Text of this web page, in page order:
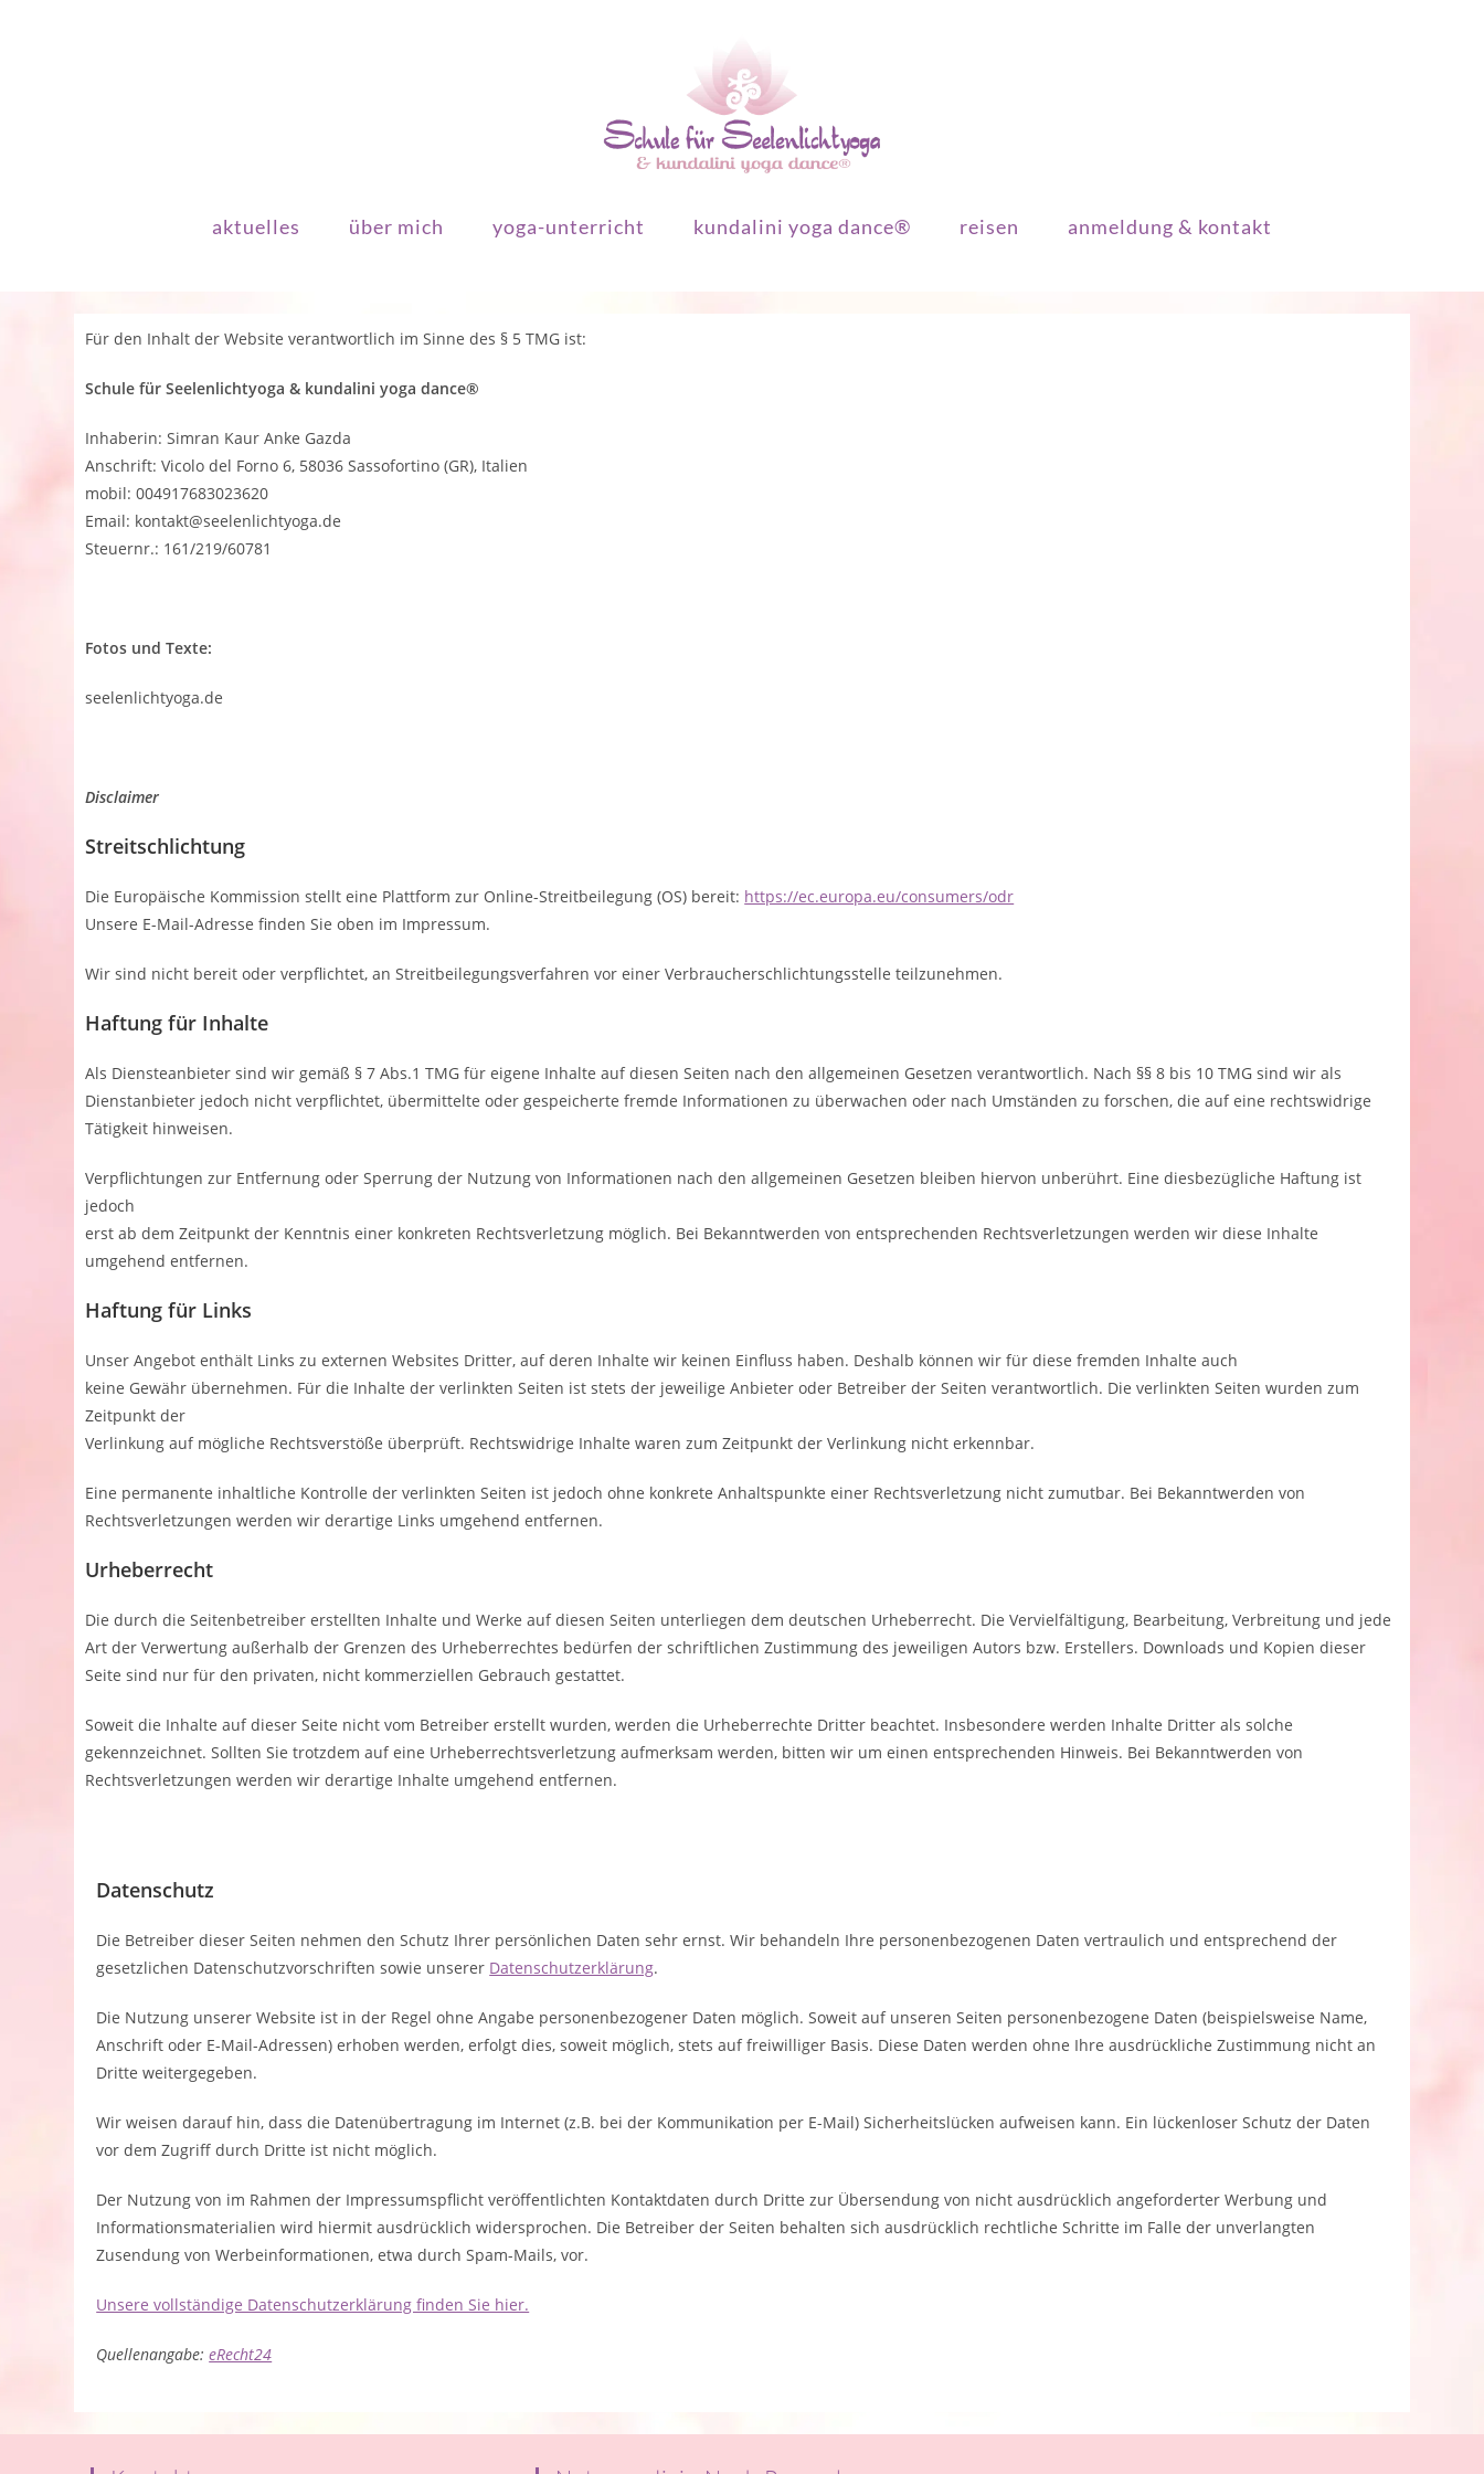
aktuelles über mich yoga-unterricht kundalini yoga dance® reisen anmeldung & kontakt
Für den Inhalt der Website verantwortlich im Sinne des § 5 TMG ist:
Schule für Seelenlichtyoga & kundalini yoga dance®
Inhaberin: Simran Kaur Anke Gazda
Anschrift: Vicolo del Forno 6, 58036 Sassofortino (GR), Italien
mobil: 004917683023620
Email: kontakt@seelenlichtyoga.de
Steuernr.: 161/219/60781
Fotos und Texte:
seelenlichtyoga.de
Disclaimer
Streitschlichtung
Die Europäische Kommission stellt eine Plattform zur Online-Streitbeilegung (OS) bereit: https://ec.europa.eu/consumers/odr
Unsere E-Mail-Adresse finden Sie oben im Impressum.
Wir sind nicht bereit oder verpflichtet, an Streitbeilegungsverfahren vor einer Verbraucherschlichtungsstelle teilzunehmen.
Haftung für Inhalte
Als Diensteanbieter sind wir gemäß § 7 Abs.1 TMG für eigene Inhalte auf diesen Seiten nach den allgemeinen Gesetzen verantwortlich. Nach §§ 8 bis 10 TMG sind wir als
Dienstanbieter jedoch nicht verpflichtet, übermittelte oder gespeicherte fremde Informationen zu überwachen oder nach Umständen zu forschen, die auf eine rechtswidrige
Tätigkeit hinweisen.
Verpflichtungen zur Entfernung oder Sperrung der Nutzung von Informationen nach den allgemeinen Gesetzen bleiben hiervon unberührt. Eine diesbezügliche Haftung ist
jedoch
erst ab dem Zeitpunkt der Kenntnis einer konkreten Rechtsverletzung möglich. Bei Bekanntwerden von entsprechenden Rechtsverletzungen werden wir diese Inhalte
umgehend entfernen.
Haftung für Links
Unser Angebot enthält Links zu externen Websites Dritter, auf deren Inhalte wir keinen Einfluss haben. Deshalb können wir für diese fremden Inhalte auch
keine Gewähr übernehmen. Für die Inhalte der verlinkten Seiten ist stets der jeweilige Anbieter oder Betreiber der Seiten verantwortlich. Die verlinkten Seiten wurden zum
Zeitpunkt der
Verlinkung auf mögliche Rechtsverstöße überprüft. Rechtswidrige Inhalte waren zum Zeitpunkt der Verlinkung nicht erkennbar.
Eine permanente inhaltliche Kontrolle der verlinkten Seiten ist jedoch ohne konkrete Anhaltspunkte einer Rechtsverletzung nicht zumutbar. Bei Bekanntwerden von
Rechtsverletzungen werden wir derartige Links umgehend entfernen.
Urheberrecht
Die durch die Seitenbetreiber erstellten Inhalte und Werke auf diesen Seiten unterliegen dem deutschen Urheberrecht. Die Vervielfältigung, Bearbeitung, Verbreitung und jede
Art der Verwertung außerhalb der Grenzen des Urheberrechtes bedürfen der schriftlichen Zustimmung des jeweiligen Autors bzw. Erstellers. Downloads und Kopien dieser
Seite sind nur für den privaten, nicht kommerziellen Gebrauch gestattet.
Soweit die Inhalte auf dieser Seite nicht vom Betreiber erstellt wurden, werden die Urheberrechte Dritter beachtet. Insbesondere werden Inhalte Dritter als solche
gekennzeichnet. Sollten Sie trotzdem auf eine Urheberrechtsverletzung aufmerksam werden, bitten wir um einen entsprechenden Hinweis. Bei Bekanntwerden von
Rechtsverletzungen werden wir derartige Inhalte umgehend entfernen.
Datenschutz
Die Betreiber dieser Seiten nehmen den Schutz Ihrer persönlichen Daten sehr ernst. Wir behandeln Ihre personenbezogenen Daten vertraulich und entsprechend der
gesetzlichen Datenschutzvorschriften sowie unserer Datenschutzerklärung.
Die Nutzung unserer Website ist in der Regel ohne Angabe personenbezogener Daten möglich. Soweit auf unseren Seiten personenbezogene Daten (beispielsweise Name,
Anschrift oder E-Mail-Adressen) erhoben werden, erfolgt dies, soweit möglich, stets auf freiwilliger Basis. Diese Daten werden ohne Ihre ausdrückliche Zustimmung nicht an
Dritte weitergegeben.
Wir weisen darauf hin, dass die Datenübertragung im Internet (z.B. bei der Kommunikation per E-Mail) Sicherheitslücken aufweisen kann. Ein lückenloser Schutz der Daten
vor dem Zugriff durch Dritte ist nicht möglich.
Der Nutzung von im Rahmen der Impressumspflicht veröffentlichten Kontaktdaten durch Dritte zur Übersendung von nicht ausdrücklich angeforderter Werbung und
Informationsmaterialien wird hiermit ausdrücklich widersprochen. Die Betreiber der Seiten behalten sich ausdrücklich rechtliche Schritte im Falle der unverlangten
Zusendung von Werbeinformationen, etwa durch Spam-Mails, vor.
Unsere vollständige Datenschutzerklärung finden Sie hier.
Quellenangabe:eRecht24